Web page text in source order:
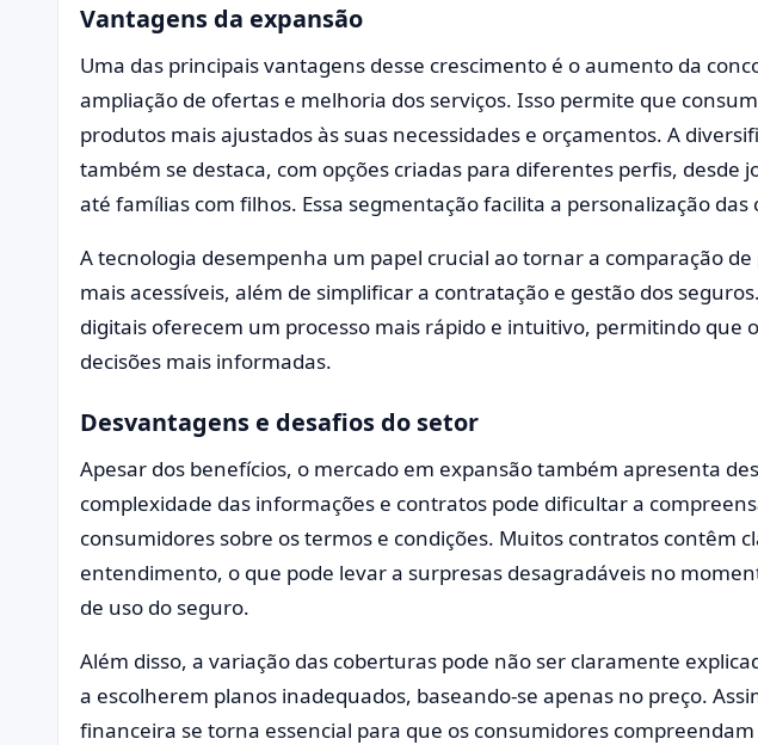
Vantagens da expansão
Uma das principais vantagens desse crescimento é o aumento da
ampliação de ofertas e melhoria dos serviços. Isso permite que
produtos mais ajustados às suas necessidades e orçamentos. A
também se destaca, com opções criadas para diferentes perfis, desde
até famílias com filhos. Essa segmentação facilita a personalização das
A tecnologia desempenha um papel crucial ao tornar a comparação de
mais acessíveis, além de simplificar a contratação e gestão dos
digitais oferecem um processo mais rápido e intuitivo, permitindo que
decisões mais informadas.
Desvantagens e desafios do setor
Apesar dos benefícios, o mercado em expansão também apresenta
complexidade das informações e contratos pode dificultar a
consumidores sobre os termos e condições. Muitos contratos contêm
entendimento, o que pode levar a surpresas desagradáveis no
de uso do seguro.
Além disso, a variação das coberturas pode não ser claramente
a escolherem planos inadequados, baseando-se apenas no preço.
financeira se torna essencial para que os consumidores